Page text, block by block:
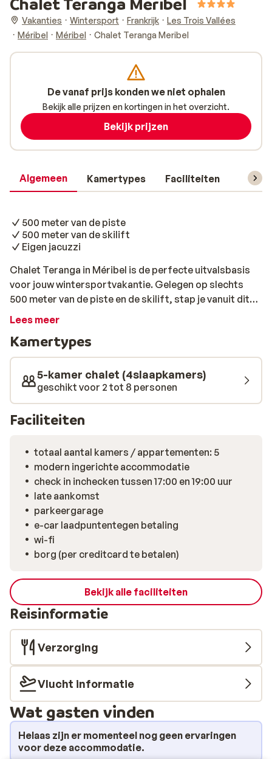
Vakanties Wintersport Frankrijk
Les Trois Vallées
Méribel
Méribel Chalet Teranga Meribel
Algemeen Kamertypes Faciliteiten
500 meter van de piste
500 meter van de skilift
Eigen jacuzzi
Chalet Teranga in Méribel is de perfecte uitvalsbasis
voor jouw wintersportvakantie. Gelegen op slechts
500 meter van de piste en de skilift, stap je vanuit dit
sfeervolle chalet zo de sneeuw in. Na een dag vol
jacuzzi. Het centrum van Méribel ligt op 5 km afstand,
hier vind je alle voorzieningen die je nodig hebt. Chalet
Teranga biedt alle privacy die je zoekt, maar toch ben je
zo in het bruisende centrum. Met 4 slaapkamers en 4
badkamers is dit chalet uitermate geschikt voor 8
personen.
Lees meer
Kamertypes
5-kamer chalet (4slaapkamers)
geschikt voor 2 tot 8 personen
Faciliteiten
totaal aantal kamers / appartementen: 5
modern ingerichte accommodatie
check in inchecken tussen 17:00 en 19:00 uur
late aankomst
parkeergarage
e-car laadpuntentegen betaling
wi-fi
borg (per creditcard te betalen)
Bekijk alle faciliteiten
Reisinformatie
Verzorging
Vlucht informatie
Wat gasten vinden
Helaas zijn er momenteel nog geen ervaringen
voor deze accommodatie.
De vanaf prijs konden we niet ophalen
Bekijk alle prijzen en kortingen in het overzicht.
Bekijk prijzen